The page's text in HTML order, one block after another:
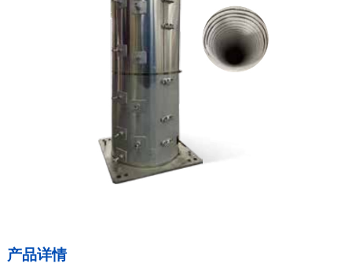
产品详情